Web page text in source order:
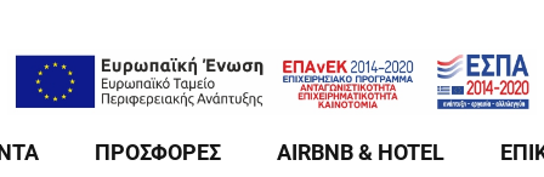
ΠΡΟΣΦΟΡΕΣ AIRBNB & HOTEL